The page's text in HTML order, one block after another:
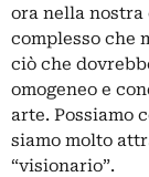
ora nella nostra
complesso che
ciò che
omogeneo e
arte. Possiamo
siamo molto
“visionario”.